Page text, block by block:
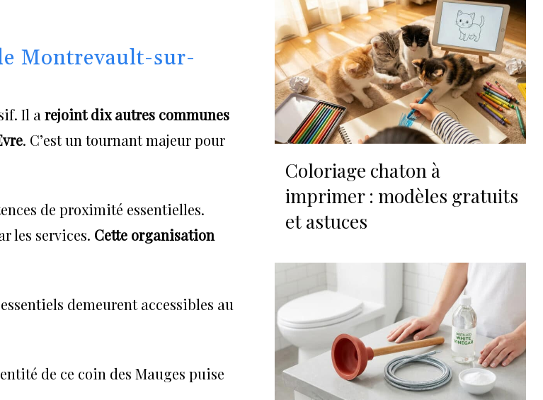
Montrevault-sur-
Il a rejoint dix autres communes
. C’est un tournant majeur pour
de proximité essentielles.
les services. Cette organisation
demeurent accessibles au
de ce coin des Mauges puise
Coloriage chaton à
imprimer : modèles gratuits
et astuces